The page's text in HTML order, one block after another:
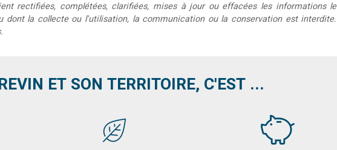
rectifiées, complétées, clarifiées, mises à jour ou effacées les informations le
dont la collecte ou l'utilisation, la communication ou la conservation est interdite.
ET SON TERRITOIRE, C'EST ...